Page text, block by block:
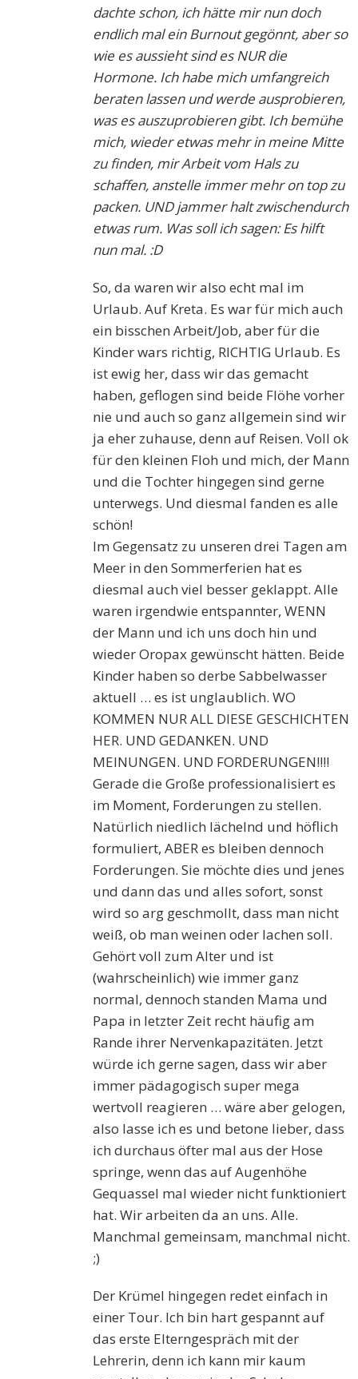
dachte schon, ich hätte mir nun doch
endlich mal ein Burnout gegönnt, aber so
wie es aussieht sind es NUR die
Hormone. Ich habe mich umfangreich
beraten lassen und werde ausprobieren,
was es auszuprobieren gibt. Ich bemühe
mich, wieder etwas mehr in meine Mitte
zu finden, mir Arbeit vom Hals zu
schaffen, anstelle immer mehr on top zu
packen. UND jammer halt zwischendurch
etwas rum. Was soll ich sagen: Es hilft
nun mal. :D
So, da waren wir also echt mal im
Urlaub. Auf Kreta. Es war für mich auch
ein bisschen Arbeit/Job, aber für die
Kinder wars richtig, RICHTIG Urlaub. Es
ist ewig her, dass wir das gemacht
haben, geflogen sind beide Flöhe vorher
nie und auch so ganz allgemein sind wir
ja eher zuhause, denn auf Reisen. Voll ok
für den kleinen Floh und mich, der Mann
und die Tochter hingegen sind gerne
unterwegs. Und diesmal fanden es alle
schön!
Im Gegensatz zu unseren drei Tagen am
Meer in den Sommerferien hat es
diesmal auch viel besser geklappt. Alle
waren irgendwie entspannter, WENN
der Mann und ich uns doch hin und
wieder Oropax gewünscht hätten. Beide
Kinder haben so derbe Sabbelwasser
aktuell … es ist unglaublich. WO
KOMMEN NUR ALL DIESE GESCHICHTEN
HER. UND GEDANKEN. UND
MEINUNGEN. UND FORDERUNGEN!!!!
Gerade die Große professionalisiert es
im Moment, Forderungen zu stellen.
Natürlich niedlich lächelnd und höflich
formuliert, ABER es bleiben dennoch
Forderungen. Sie möchte dies und jenes
und dann das und alles sofort, sonst
wird so arg geschmollt, dass man nicht
weiß, ob man weinen oder lachen soll.
Gehört voll zum Alter und ist
(wahrscheinlich) wie immer ganz
normal, dennoch standen Mama und
Papa in letzter Zeit recht häufig am
Rande ihrer Nervenkapazitäten. Jetzt
würde ich gerne sagen, dass wir aber
immer pädagogisch super mega
wertvoll reagieren … wäre aber gelogen,
also lasse ich es und betone lieber, dass
ich durchaus öfter mal aus der Hose
springe, wenn das auf Augenhöhe
Gequassel mal wieder nicht funktioniert
hat. Wir arbeiten da an uns. Alle.
Manchmal gemeinsam, manchmal nicht.
;)
Der Krümel hingegen redet einfach in
einer Tour. Ich bin hart gespannt auf
das erste Elterngespräch mit der
Lehrerin, denn ich kann mir kaum